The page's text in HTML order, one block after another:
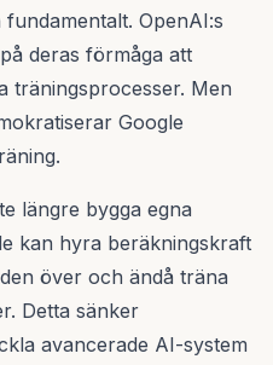
OpenAI:s
deras förmåga att
träningsprocesser. Men
Google
längre bygga egna
kan hyra beräkningskraft
över och ändå träna
Detta sänker
avancerade AI-system